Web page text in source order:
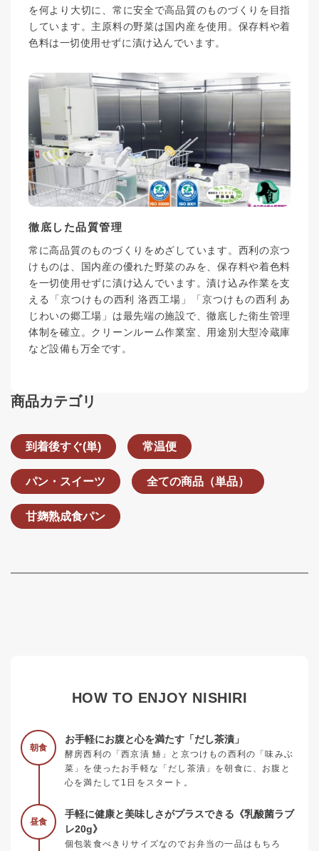
を何より大切に、常に安全で高品質のものづくりを目指
しています。主原料の野菜は国内産を使用。保存料や着
色料は一切使用せずに漬け込んでいます。
徹底した品質管理
常に高品質のものづくりをめざしています。西利の京つ
けものは、国内産の優れた野菜のみを、保存料や着色料
を一切使用せずに漬け込んでいます。漬け込み作業を支
える「京つけもの西利 洛西工場」「京つけもの西利 あ
じわいの郷工場」は最先端の施設で、徹底した衛生管理
体制を確立。クリーンルーム作業室、用途別大型冷蔵庫
など設備も万全です。
商品カテゴリ
到着後すぐ(単) 常温便
パン・スイーツ 全ての商品（単品）
甘麹熟成食パン
HOW TO ENJOY NISHIRI
朝食
お手軽にお腹と心を満たす「だし茶漬」
酵房西利の「西京漬 鰆」と京つけもの西利の「味みぶ
菜」を使ったお手軽な「だし茶漬」を朝食に、お腹と
心を満たして1日をスタート。
昼食
手軽に健康と美味しさがプラスできる《乳酸菌ラブ
レ20g》
個包装食べきりサイズなのでお弁当の一品はもちろ